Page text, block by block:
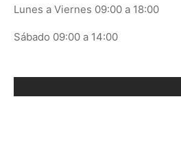
Lunes a Viernes 09:00 a 18:00
Sábado 09:00 a 14:00